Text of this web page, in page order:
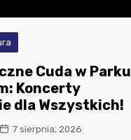
Cuda w Parku
Koncerty
dla Wszystkich!
7 sierpnia, 2026